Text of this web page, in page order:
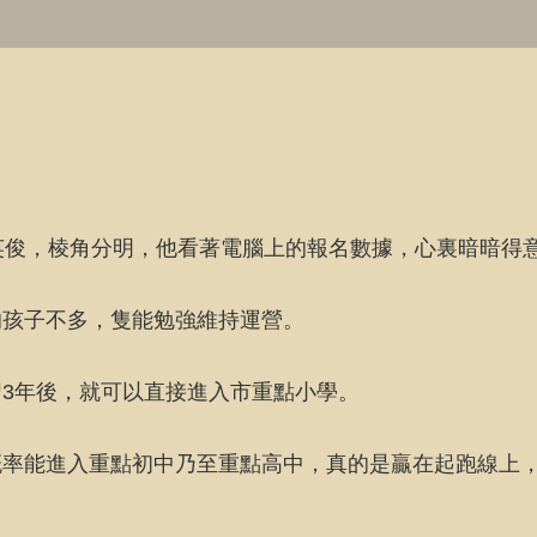
，棱角分明，他看著電腦上的報名數據，心裏暗暗得
子不多，隻能勉強維持運營。
後，就可以直接進入市重點小學。
能進入重點初中乃至重點高中，真的是贏在起跑線上